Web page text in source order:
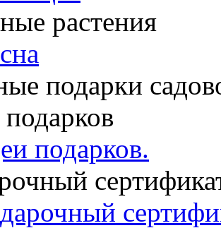
растения
подарки
подарков.